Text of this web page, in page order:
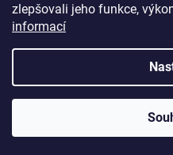
zlepšovali jeho funkce,
informací